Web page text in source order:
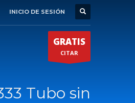
INICIO DE SESIÓN
GRATIS
CITAR
Tubo sin